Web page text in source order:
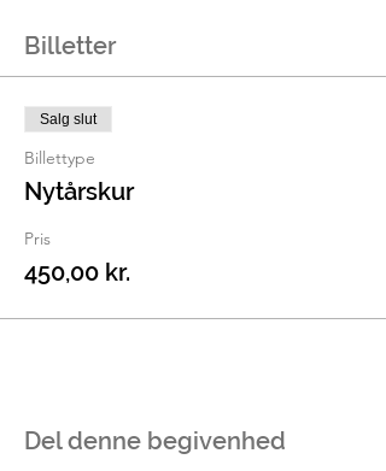
Billetter
Salg slut
Billettype
Nytårskur
Pris
450,00 kr.
Del denne begivenhed